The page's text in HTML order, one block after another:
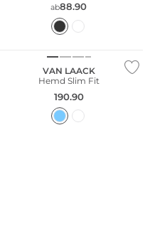
ab88.90
VAN LAACK
Hemd Slim Fit
190.90